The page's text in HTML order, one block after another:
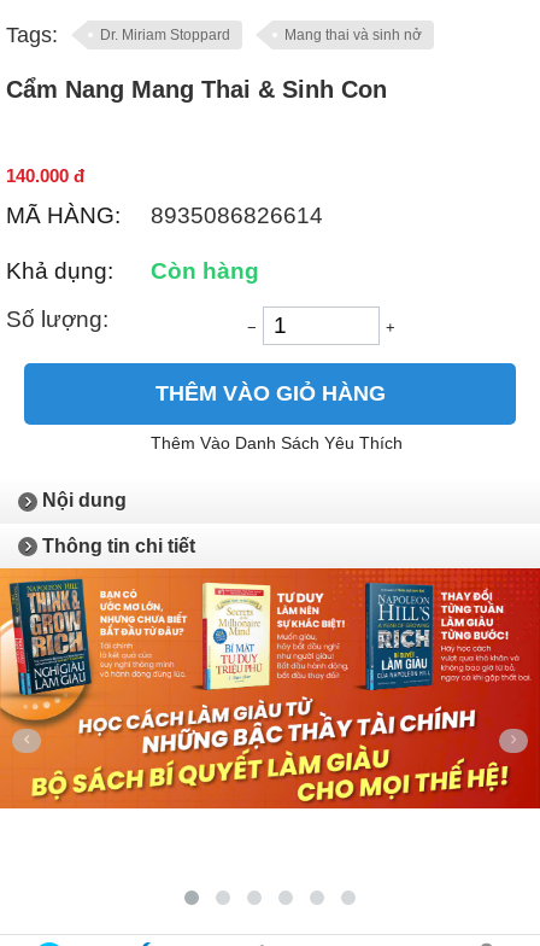
Tags: Dr. Miriam Stoppard Mang thai và sinh nở
Cẩm Nang Mang Thai & Sinh Con
140.000 đ
MÃ HÀNG: 8935086826614
Khả dụng:
Còn hàng
Số lượng:
− +
THÊM VÀO GIỎ HÀNG
Thêm Vào Danh Sách Yêu Thích
Nội dung
Thông tin chi tiết